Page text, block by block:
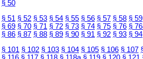
§ 50
§ 51 § 52 § 53 § 54 § 55 § 56 § 57 § 58 § 59
§ 69 § 70 § 71 § 72 § 73 § 74 § 75 § 76 §
§ 86 § 87 § 88 § 89 § 90 § 91 § 92 § 93 § 94
§ 101 § 102 § 103 § 104 § 105 § 106 § 107
§ 116 § 117 § 118 § 118a § 119 § 120 § 121